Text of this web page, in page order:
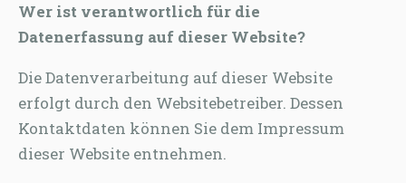
Wer ist verantwortlich für die
Datenerfassung auf dieser Website?
Die Datenverarbeitung auf dieser Website
erfolgt durch den Websitebetreiber. Dessen
Kontaktdaten können Sie dem Impressum
dieser Website entnehmen.